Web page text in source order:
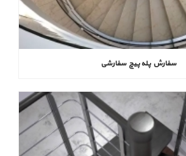
سفارش پله پیچ سفارشی